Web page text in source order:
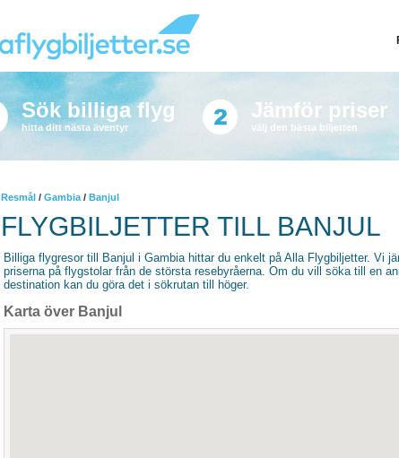
Sök billiga flyg
hitta ditt nästa äventyr
Jämför priser
välj den bästa biljetten
Resmål / Gambia / Banjul
FLYGBILJETTER TILL BANJUL
Billiga flygresor till Banjul i Gambia hittar du enkelt på Alla Flygbiljetter. Vi
priserna på flygstolar från de största resebyråerna. Om du vill söka till en
destination kan du göra det i sökrutan till höger.
Karta över Banjul